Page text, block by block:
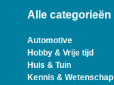
Alle categorieën
Automotive
Hobby & Vrije tijd
Huis & Tuin
Kennis & Wetenschap